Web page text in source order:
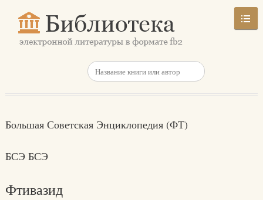
Большая Советская Энциклопедия (ФТ)
БСЭ БСЭ
Фтивазид